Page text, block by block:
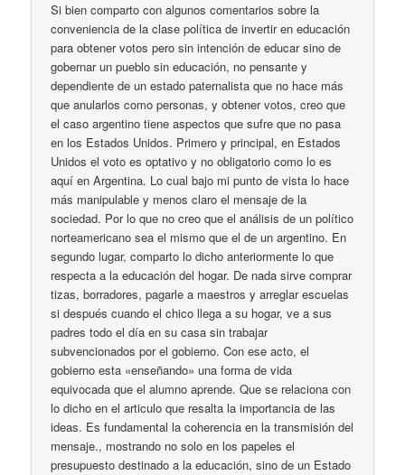
Si bien comparto con algunos comentarios sobre la
conveniencia de la clase política de invertir en educación
para obtener votos pero sin intención de educar sino de
gobernar un pueblo sin educación, no pensante y
dependiente de un estado paternalista que no hace más
que anularlos como personas, y obtener votos, creo que
el caso argentino tiene aspectos que sufre que no pasa
en los Estados Unidos. Primero y principal, en Estados
Unidos el voto es optativo y no obligatorio como lo es
aquí en Argentina. Lo cual bajo mi punto de vista lo hace
más manipulable y menos claro el mensaje de la
sociedad. Por lo que no creo que el análisis de un político
norteamericano sea el mismo que el de un argentino. En
segundo lugar, comparto lo dicho anteriormente lo que
respecta a la educación del hogar. De nada sirve comprar
tizas, borradores, pagarle a maestros y arreglar escuelas
si después cuando el chico llega a su hogar, ve a sus
padres todo el día en su casa sin trabajar
subvencionados por el gobierno. Con ese acto, el
gobierno esta «enseñando» una forma de vida
equivocada que el alumno aprende. Que se relaciona con
lo dicho en el articulo que resalta la importancia de las
ideas. Es fundamental la coherencia en la transmisión del
mensaje., mostrando no solo en los papeles el
presupuesto destinado a la educación, sino de un Estado